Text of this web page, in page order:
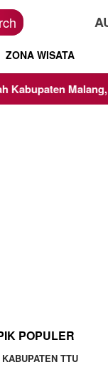
ZONA WISATA
Malang, Kepala
POPULER
KABUPATEN TTU